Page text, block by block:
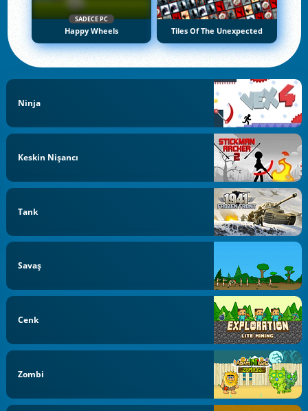
SADECE PC
Happy Wheels Tiles Of The Unexpected
Ninja
Keskin Nişancı
Tank
Savaş
Cenk
Zombi